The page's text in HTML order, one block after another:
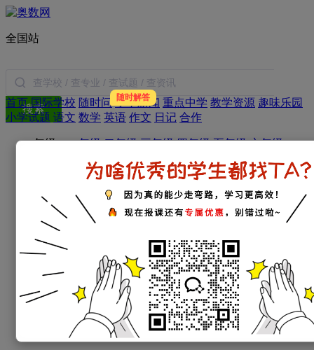
全国站
搜索
首页国际学校 随时问 随时解答
小学新闻 重点中学 教学资源 趣味乐园
小学试题 语文 数学 英语 作文 日记 合作
年级：一年级 二年级 三年级 四年级 五年级 六年级
家庭教育：教育新闻 学习方法 暑假生活 父母必读
小学： 一年级试题
四年级试题
五年级试题
初中：
初二试题 初三试题
高一试题 高二试题 高三试题
考试指南： 资讯 政策 简历 择校 面试 衔接 经验 分班考
名词解释
备考真题： 小学真题 数学试题 语文试题 英语试题 备考